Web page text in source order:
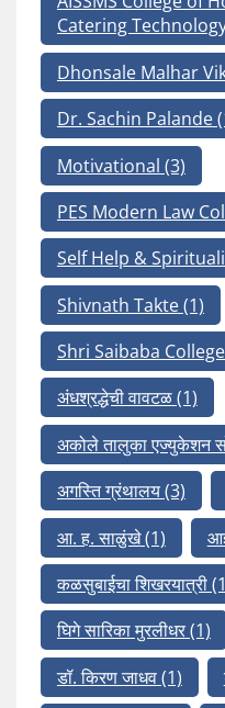
Catering
Dhonsale Malhar
Dr. Sachin Palande
Motivational (3)
PES Modern Law
Self Help &
Shivnath Takte(1)
Shri Saibaba
अंधश्रद्धेची वावटळ(1)
अकोले तालुका एज्युकेशन
अगस्ति ग्रंथालय(3)
आ. ह. साळुंखे(1)
कळसुबाईचा शिखरयात्री
घिगे सारिका मुरलीधर(1)
डॉ. किरण जाधव(1)